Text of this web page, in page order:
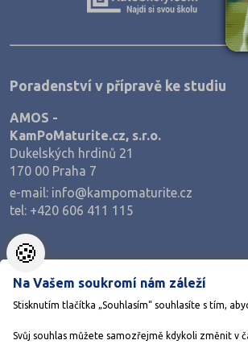
Zemědělské a ekologické
Poradenství v přípravě ke studiu
AMOS -
KamPoMaturite.cz, s.r.o.
Dukelských hrdinů 21
170 00 Praha 7
e-mail: info@kampomaturite.cz
tel: +420 606 411 115
🍪
Na Vašem soukromí nám záleží
Stisknutím tlačítka „Souhlasím“ souhlasíte s tím,
Svůj souhlas můžete samozřejmě kdykoli změnit v